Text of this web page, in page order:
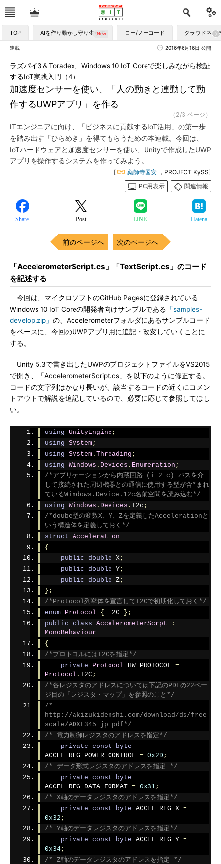
TOP AIを作り動かし守り生かす ロー/ノーコード クラウドネイ
連載 2016年6月16日 公開
加速度センサーを使い、「人の動きと連動して動
作するUWPアプリ」を作る
ラズパイ3＆Toradex、Windows 10 IoT Coreで楽しみながら検証
するIoT実践入門（4）
（2/3 ページ）
ITエンジニアに向け、「ビジネスに貢献するIoT活用」の第一歩
を踏み出す「ひらめき」を得てもらうための本連載。今回は、
IoTハードウェアと加速度センサーを使い、Unityで作成したUWP
アプリを操作するシステムを作ってみよう。
[ 薬師寺国安 ，PROJECT KySS]
PC用表示
関連情報
Share Post LINE Hatena
前のページへ 次のページへ
「AccelerometerScript.cs」「TextScript.cs」のコード
を記述する
今回は、マイクロソフトのGitHub Pagesに登録されている
Windows 10 IoT Coreの開発者向けサンプルである 「samples-
develop.zip」 の、Accelerometerフォルダにあるサンプルコード
をベースに、今回のUWPアプリ用に追記・改変していくことに
する。
Unity 5.3で書き出したUWPのプロジェクトファイルをVS2015
で開き、「AccelerometerScript.cs」を以下のように修正する。
コードの文字列はかなり長いが、該当するコードの近くにコメン
トアウトで解説を追記しているので、必要に応じて参照してほし
い。
using UnityEngine ;
using System;
using System. Threading ;
using Windows . Devices . Enumeration ;
/*アプリケーションから内蔵回路 (i 2 c) バスを介
して接続された周辺機器との通信に使用する型が含*まれ
ているWindows.Device.12c名前空間を読み込む*/
using Windows . Devices . I2c ;
/*doube型の変数X、Y、Zを定義したAccelerationと
いう構造体を定義しておく*/
struct Acceleration
{
public
double X;
public double Y;
public
double Z;
};
/*Protocol列挙体を宣言してI2Cで初期化しておく*/
enum
Protocol { I2C
};
public class AccelerometerScrpt
:
MonoBehaviour
{
/*プロトコルにはI2Cを指定*/
private
Protocol HW_PROTOCOL =
Protocol . I2C ;
/*各レジスタのアドレスについては下記のPDFの22ペー
ジ目の「レジスタ・マップ」を参照のこと*/
/*
http://akizukidenshi.com/download/ds/free
scale/ADXL345_jp.pdf*/
/* 電力制御レジスタのアドレスを指定*/
private const
byte
ACCEL_REG_POWER_CONTROL = 0x2D;
/* データ形式レジスタのアドレスを指定 */
private const
byte
ACCEL_REG_DATA_FORMAT = 0x31;
/* X軸のデータレジスタのアドレスを指定*/
private const byte ACCEL_REG_X =
0x32 ;
/* Y軸のデータレジスタのアドレスを指定*/
private const byte ACCEL_REG_Y =
0x34;
/* Z軸のデータレジスタのアドレスを指定 */